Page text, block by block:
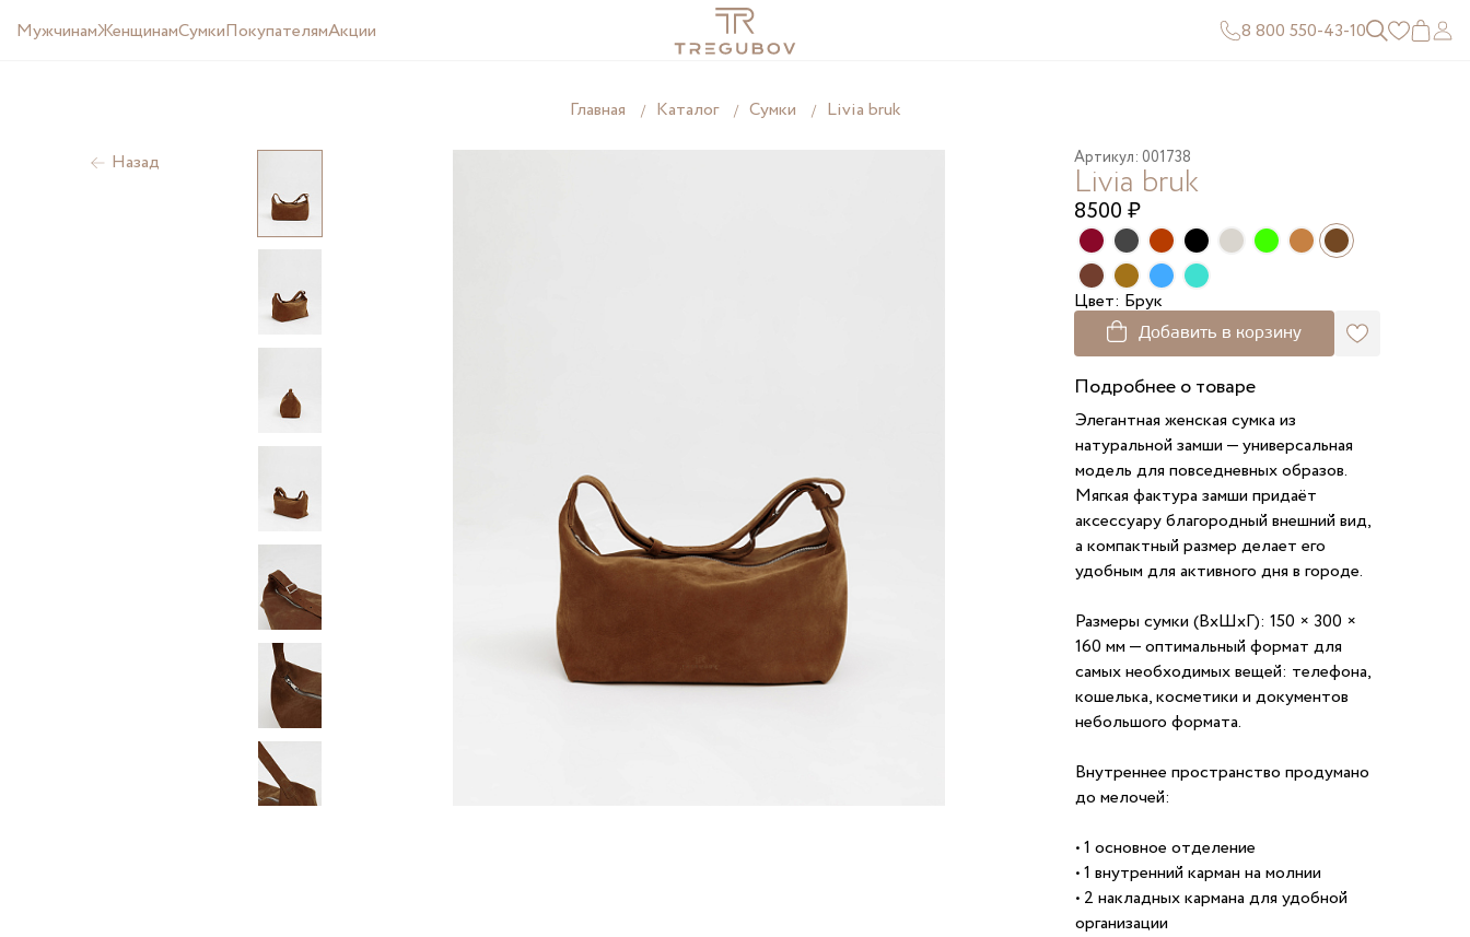
МужчинамЖенщинамCумкиПокупателямАкции 8 800 550-43-10
Главная Каталог Cумки Livia bruk
Назад Артикул: 001738
Livia bruk
8500 ₽
Цвет: Брук
Добавить в корзину
Подробнее о товаре
Элегантная женская сумка из
натуральной замши — универсальная
модель для повседневных образов.
Мягкая фактура замши придаёт
аксессуару благородный внешний вид,
а компактный размер делает его
удобным для активного дня в городе.
Размеры сумки (ВхШхГ): 150 × 300 ×
160 мм — оптимальный формат для
самых необходимых вещей: телефона,
кошелька, косметики и документов
небольшого формата.
Внутреннее пространство продумано
до мелочей:
• 1 основное отделение
• 1 внутренний карман на молнии
• 2 накладных кармана для удобной
организации